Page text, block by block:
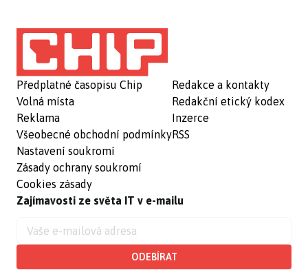
Předplatné časopisu Chip
Volná místa
Reklama
Všeobecné obchodní podmínky
Nastavení soukromí
Zásady ochrany soukromí
Cookies zásady
Redakce a kontakty
Redakční etický kodex
Inzerce
RSS
Zajímavosti ze světa IT v e-mailu
ODEBÍRAT